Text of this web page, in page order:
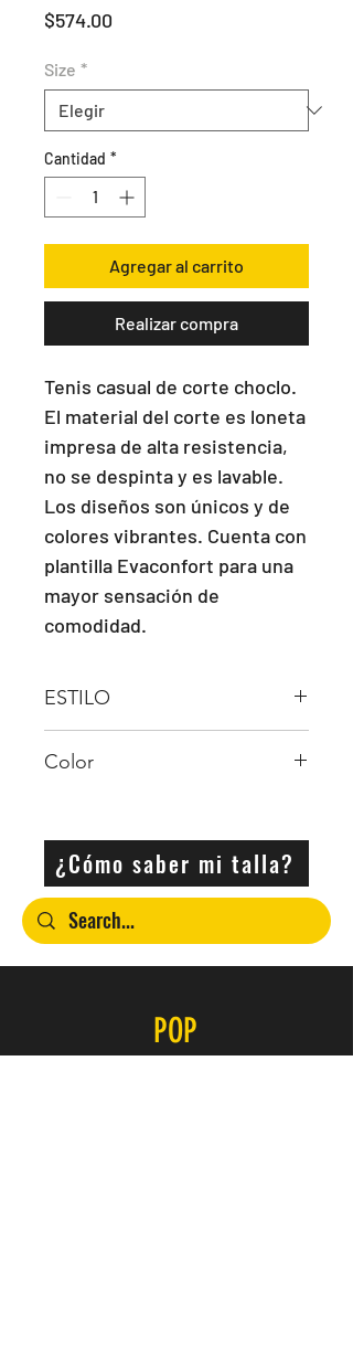
$574.00
Size *
Cantidad *
Agregar al carrito
Realizar compra
Tenis casual de corte choclo.
El material del corte es loneta
impresa de alta resistencia,
no se despinta y es lavable.
Los diseños son únicos y de
colores vibrantes. Cuenta con
plantilla Evaconfort para una
mayor sensación de
comodidad.
ESTILO
Color
¿Cómo saber mi talla?
POP